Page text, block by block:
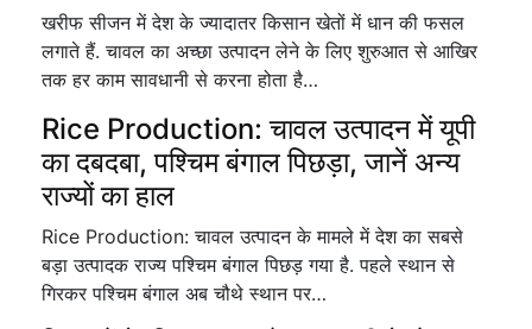
खरीफ सीजन में देश के ज्यादातर किसान खेतों में धान की फसल
लगाते हैं. चावल का अच्छा उत्पादन लेने के लिए शुरुआत से आखिर
तक हर काम सावधानी से करना होता है…
Rice Production: चावल उत्पादन में यूपी
का दबदबा, पश्चिम बंगाल पिछड़ा, जानें अन्य
राज्यों का हाल
Rice Production: चावल उत्पादन के मामले में देश का सबसे
बड़ा उत्पादक राज्य पश्चिम बंगाल पिछड़ गया है. पहले स्थान से
गिरकर पश्चिम बंगाल अब चौथे स्थान पर…